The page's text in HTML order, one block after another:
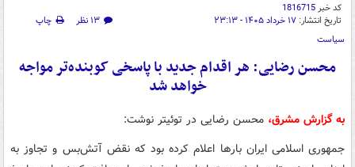
کد خبر1816715
تاریخ انتشار: ۱۷ خرداد ۱۴۰۵ - ۲۳:۱۳ ۱۳ نظر
چاپ
سیاست
محسن رضایی: هر اقدام جدید با پاسخی کوبنده‌تر مواجه
خواهد شد
به گزارش مشرق، محسن رضایی در توئیتر نوشت:
جمهوری اسلامی ایران بارها اعلام کرده بود که نقض آتش‌بس و تجاوز به